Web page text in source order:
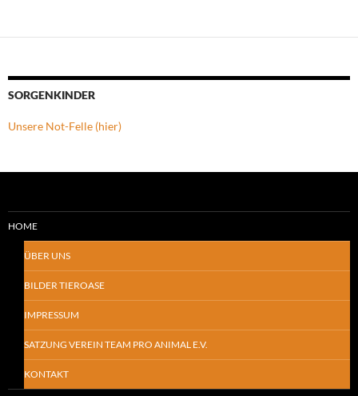
SORGENKINDER
Unsere Not-Felle (hier)
HOME
ÜBER UNS
BILDER TIEROASE
IMPRESSUM
SATZUNG VEREIN TEAM PRO ANIMAL E.V.
KONTAKT